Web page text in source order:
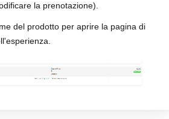
la prenotazione).
del prodotto per aprire la pagina di